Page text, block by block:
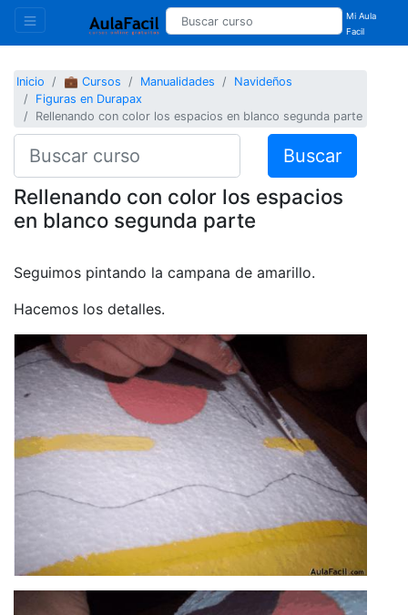
Mi Aula
Facil
Inicio 💼 Cursos Manualidades
Navideños
Figuras en Durapax
Rellenando con color los espacios en blanco segunda parte
Buscar
Rellenando con color los espacios
en blanco segunda parte
Seguimos pintando la campana de amarillo.
Hacemos los detalles.